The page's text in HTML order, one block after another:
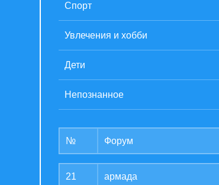
Спорт
Увлечения и хобби
Дети
Непознанное
№ Форум
21 армада